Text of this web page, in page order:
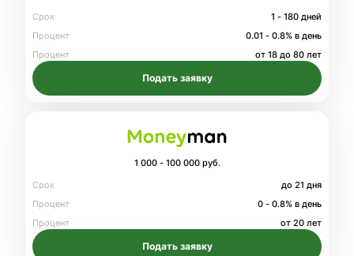
Срок
1 - 180 дней
Процент
0.01 - 0.8% в день
Процент
от 18 до 80 лет
Подать заявку
1 000 - 100 000 руб.
Срок
до 21 дня
Процент
0 - 0.8% в день
Процент
от 20 лет
Подать заявку